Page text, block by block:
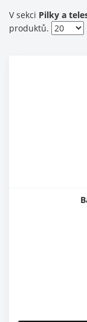
V sekci Pilky a
produktů.